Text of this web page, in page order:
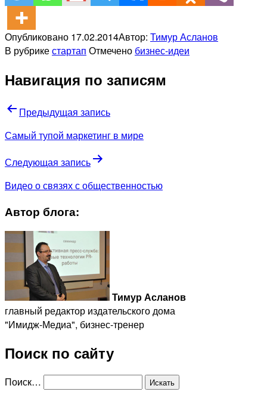
Опубликовано 17.02.2014Автор: Тимур Асланов
В рубрикестартап Отмечено бизнес-идеи
Навигация по записям
Предыдущая запись
Самый тупой маркетинг в мире
Следующая запись
Видео о связях с общественностью
Автор блога:
Тимур Асланов
главный редактор издательского дома
"Имидж-Медиа", бизнес-тренер
Поиск по сайту
Поиск…